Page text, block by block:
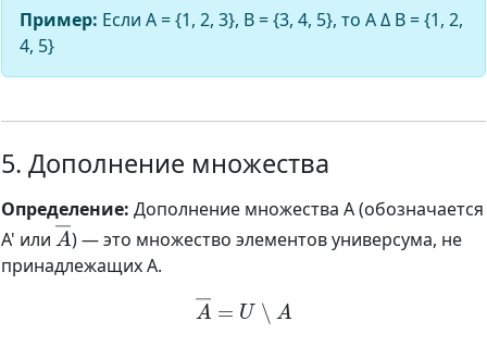
Пример: Если A = {1, 2, 3}, B = {3, 4, 5}, то A Δ B = {1, 2,
4, 5}
5. Дополнение множества
Определение: Дополнение множества A (обозначается
A' или
A―
) — это множество элементов универсума, не
принадлежащих A.
A― =U ∖